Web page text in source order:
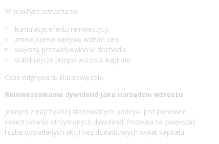
W praktyce oznacza to:
kumulację efektu reinwestycji,
zmniejszenie wpływu wahań cen,
większą przewidywalność dochodu,
stabilniejsze tempo wzrostu kapitału.
Czas odgrywa tu kluczową rolę.
Reinwestowanie dywidend jako narzędzie wzrostu
Jednym z najczęściej stosowanych podejść jest ponowne
inwestowanie otrzymanych dywidend. Pozwala to zwiększać
liczbę posiadanych akcji bez dodatkowych wpłat kapitału.